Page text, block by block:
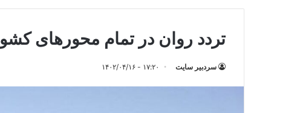
تردد روان در تمام محورهای
سردبیر سایت ۱۷:۲۰ - ۱۴۰۲/۰۴/۱۶